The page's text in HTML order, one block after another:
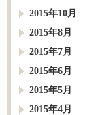
2015年10月
2015年8月
2015年7月
2015年6月
2015年5月
2015年4月